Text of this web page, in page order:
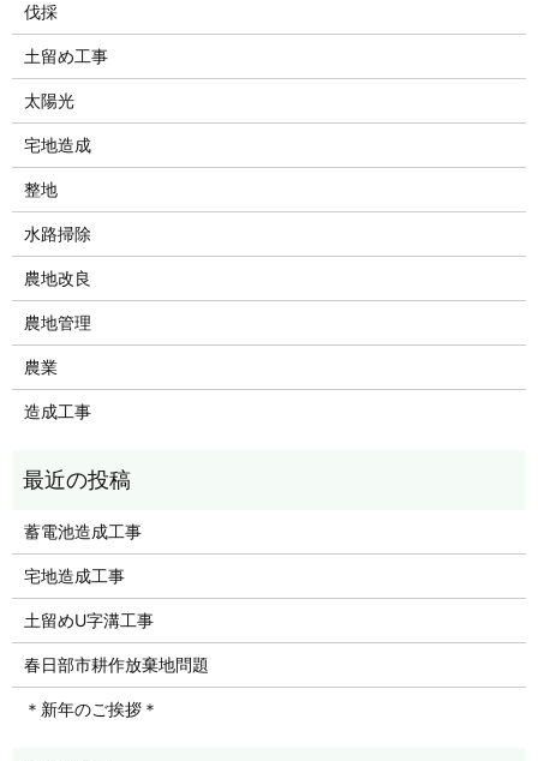
伐採
土留め工事
太陽光
宅地造成
整地
水路掃除
農地改良
農地管理
農業
造成工事
蓄電池造成工事
宅地造成工事
土留めU字溝工事
春日部市耕作放棄地問題
＊新年のご挨拶＊